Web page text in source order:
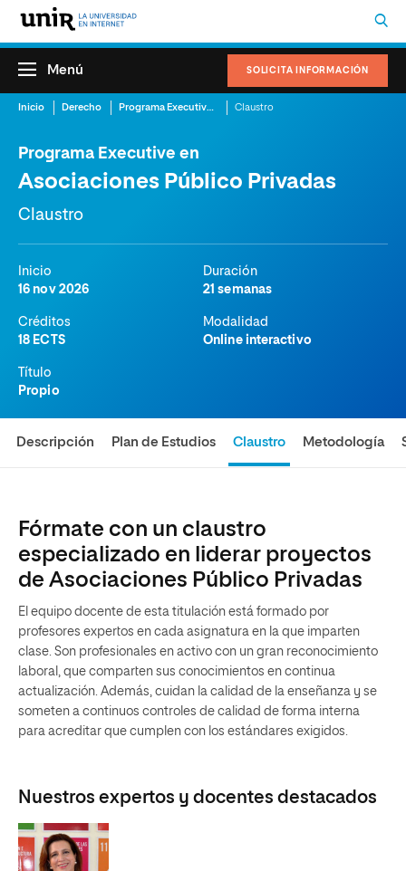
SOLICITA INFORMACIÓN
Menú
Inicio Derecho Programa Executive en Asociaciones Público Privadas Claustro
Programa Executive en
Asociaciones Público Privadas
Claustro
Inicio
16 nov 2026
Duración
21 semanas
Créditos
18 ECTS
Modalidad
Online interactivo
Título
Propio
Descripción Plan de Estudios Claustro Metodología
Fórmate con un claustro
especializado en liderar proyectos
de Asociaciones Público Privadas
El equipo docente de esta titulación está formado por
profesores expertos en cada asignatura en la que imparten
clase. Son profesionales en activo con un gran reconocimiento
laboral, que comparten sus conocimientos en continua
actualización. Además, cuidan la calidad de la enseñanza y se
someten a continuos controles de calidad de forma interna
para acreditar que cumplen con los estándares exigidos.
Nuestros expertos y docentes destacados